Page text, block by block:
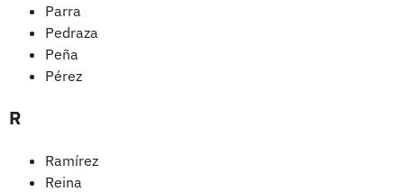
Parra
Pedraza
Peña
Pérez
R
Ramírez
Reina